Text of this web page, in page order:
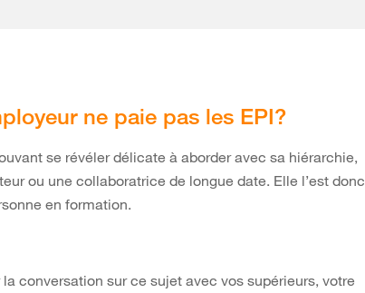
ne paie pas les EPI?
se révéler délicate à aborder avec sa hiérarchie,
ou une collaboratrice de longue date. Elle l’est donc
en formation.
la conversation sur ce sujet avec vos supérieurs, votre